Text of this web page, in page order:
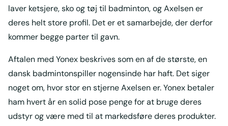
laver ketsjere, sko og tøj til badminton, og Axelsen er
deres helt store profil. Det er et samarbejde, der derfor
kommer begge parter til gavn.
Aftalen med Yonex beskrives som en af de største, en
dansk badmintonspiller nogensinde har haft. Det siger
noget om, hvor stor en stjerne Axelsen er. Yonex betaler
ham hvert år en solid pose penge for at bruge deres
udstyr og være med til at markedsføre deres produkter.